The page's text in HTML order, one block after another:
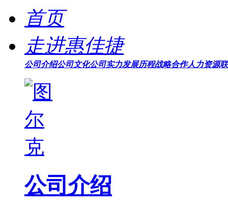
首页
走进惠佳捷
公司介绍公司文化公司实力发展历程战略合作人力资源
公司介绍